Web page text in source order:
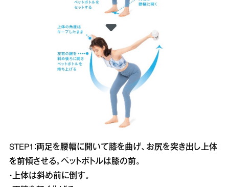
STEP1：両足を腰幅に開いて膝を曲げ、お尻を突き出し上体
を前傾させる。ペットボトルは膝の前。
・上体は斜め前に倒す。